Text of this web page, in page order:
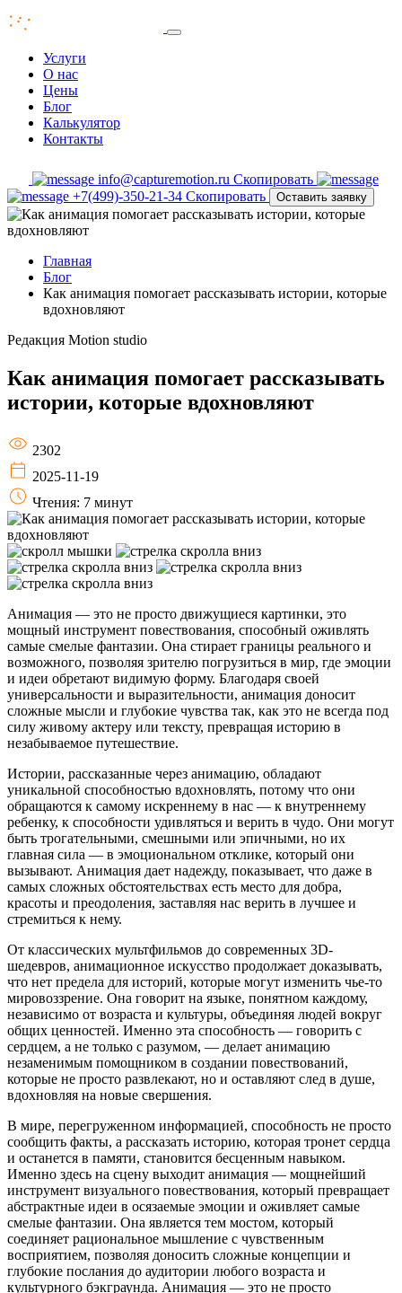
Услуги
О нас
Цены
Блог
Калькулятор
Контакты
info@capturemotion.ru Скопировать
+7(499)-350-21-34 Скопировать Оставить заявку
Главная
Блог
Как анимация помогает рассказывать истории, которые
вдохновляют
Редакция Motion studio
Как анимация помогает рассказывать
истории, которые вдохновляют
2302
2025-11-19
Чтения: 7 минут
Анимация — это не просто движущиеся картинки, это
мощный инструмент повествования, способный оживлять
самые смелые фантазии. Она стирает границы реального и
возможного, позволяя зрителю погрузиться в мир, где эмоции
и идеи обретают видимую форму. Благодаря своей
универсальности и выразительности, анимация доносит
сложные мысли и глубокие чувства так, как это не всегда под
силу живому актеру или тексту, превращая историю в
незабываемое путешествие.
Истории, рассказанные через анимацию, обладают
уникальной способностью вдохновлять, потому что они
обращаются к самому искреннему в нас — к внутреннему
ребенку, к способности удивляться и верить в чудо. Они могут
быть трогательными, смешными или эпичными, но их
главная сила — в эмоциональном отклике, который они
вызывают. Анимация дает надежду, показывает, что даже в
самых сложных обстоятельствах есть место для добра,
красоты и преодоления, заставляя нас верить в лучшее и
стремиться к нему.
От классических мультфильмов до современных 3D-
шедевров, анимационное искусство продолжает доказывать,
что нет предела для историй, которые могут изменить чье-то
мировоззрение. Она говорит на языке, понятном каждому,
независимо от возраста и культуры, объединяя людей вокруг
общих ценностей. Именно эта способность — говорить с
сердцем, а не только с разумом, — делает анимацию
незаменимым помощником в создании повествований,
которые не просто развлекают, но и оставляют след в душе,
вдохновляя на новые свершения.
В мире, перегруженном информацией, способность не просто
сообщить факты, а рассказать историю, которая тронет сердца
и останется в памяти, становится бесценным навыком.
Именно здесь на сцену выходит анимация — мощнейший
инструмент визуального повествования, который превращает
абстрактные идеи в осязаемые эмоции и оживляет самые
смелые фантазии. Она является тем мостом, который
соединяет рациональное мышление с чувственным
восприятием, позволяя доносить сложные концепции и
глубокие послания до аудитории любого возраста и
культурного бэкграунда. Анимация — это не просто